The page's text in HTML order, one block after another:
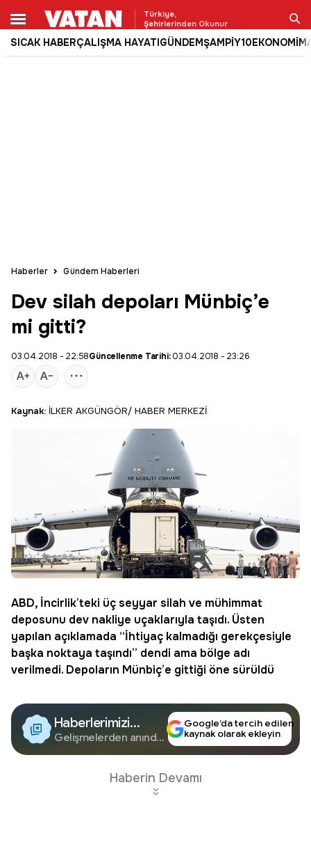
Türkiye,
Şehirlerinden Okunur
SICAK HABERÇALIŞMA HAYATIGÜNDEMŞAMPİY10EKONOMİ
Ara
Haberler Gündem Haberleri
Dev silah depoları Münbiç’e
mi gitti?
03.04.2018 - 22:58Güncellenme Tarihi:03.04.2018 - 23:26
Kaynak: İLKER AKGÜNGÖR/ HABER MERKEZİ
ABD, İncirlik’teki üç seyyar silah ve mühimmat
deposunu dev nakliye uçaklarıyla taşıdı. Üsten
yapılan açıklamada “İhtiyaç kalmadığı gerekçesiyle
başka noktaya taşındı” dendi ama bölge adı
verilmedi. Depoların Münbiç’e gittiği öne sürüldü
Haberlerimizi
Google'da Takip
Edin
Gelişmelerden anında
Google’da tercih edilen
kaynak olarak ekleyin
Haberin Devamı